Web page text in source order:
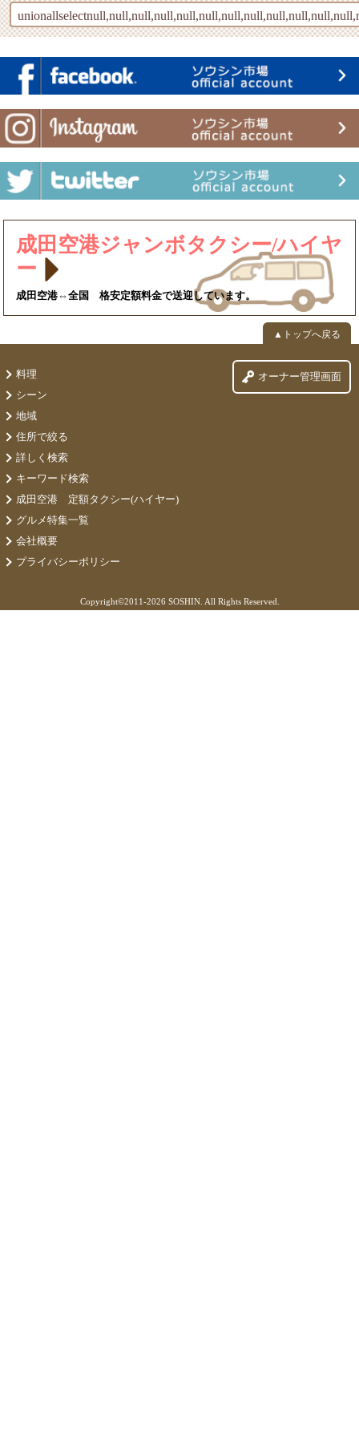
成田空港ジャンボタクシー/ハイヤ
ー
成田空港⇔全国 格安定額料金で送迎しています。
▲トップへ戻る
料理
シーン
地域
住所で絞る
詳しく検索
キーワード検索
成田空港 定額タクシー(ハイヤー)
グルメ特集一覧
会社概要
プライバシーポリシー
オーナー管理画面
Copyright©2011-2026 SOSHIN. All Rights Reserved.